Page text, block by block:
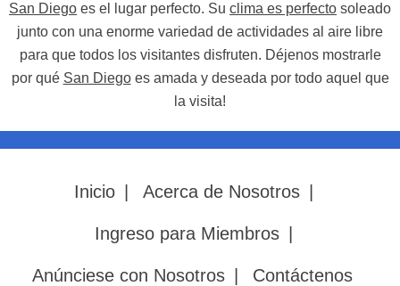
San Diego es el lugar perfecto. Su clima es perfecto soleado
junto con una enorme variedad de actividades al aire libre
para que todos los visitantes disfruten. Déjenos mostrarle
por qué San Diegoes amada y deseada por todo aquel que
la visita!
Inicio Acerca de Nosotros
Ingreso para Miembros
Anúnciese con Nosotros Contáctenos